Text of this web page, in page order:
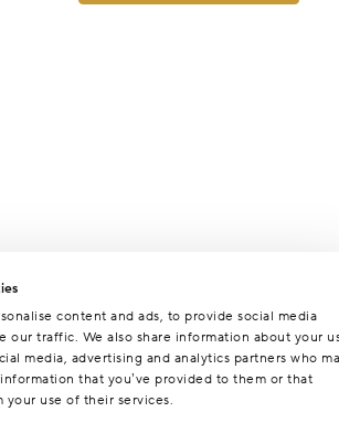
content and ads, to provide social media
our traffic. We also share information about your
media, advertising and analytics partners who
that you’ve provided to them or that
your use of their services.